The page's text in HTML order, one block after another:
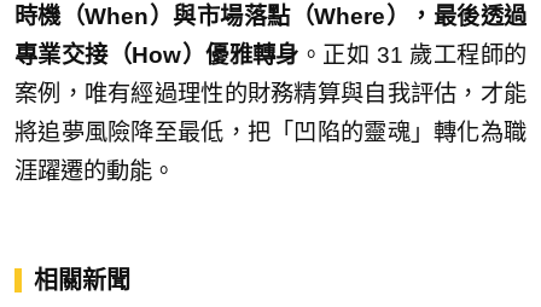
時機（When）與市場落點（Where），最後透過
專業交接（How）優雅轉身 。正如 31 歲工程師的
案例，唯有經過理性的財務精算與自我評估，才能
將追夢風險降至最低，把「凹陷的靈魂」轉化為職
涯躍遷的動能。
相關新聞